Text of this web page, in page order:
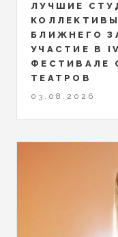
ЛУЧШИЕ
БЛИЖНЕГО
УЧАСТИЕ В
ФЕСТИВАЛЕ
ТЕАТРОВ
03.08.2026